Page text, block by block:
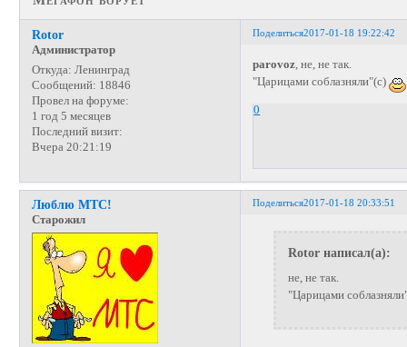
Поделиться2017-01-18 19:22:42
Rotor
Администратор
Откуда: Ленинград
Сообщений: 18846
Провел на форуме:
1 год 5 месяцев
Последний визит:
Вчера 20:21:19
parovoz , не, не так.
"Царицами соблазняли"(с)
0
Поделиться2017-01-18 20:33:51
Люблю МТС!
Старожил
Rotor написал(а):
не, не так.
"Царицами